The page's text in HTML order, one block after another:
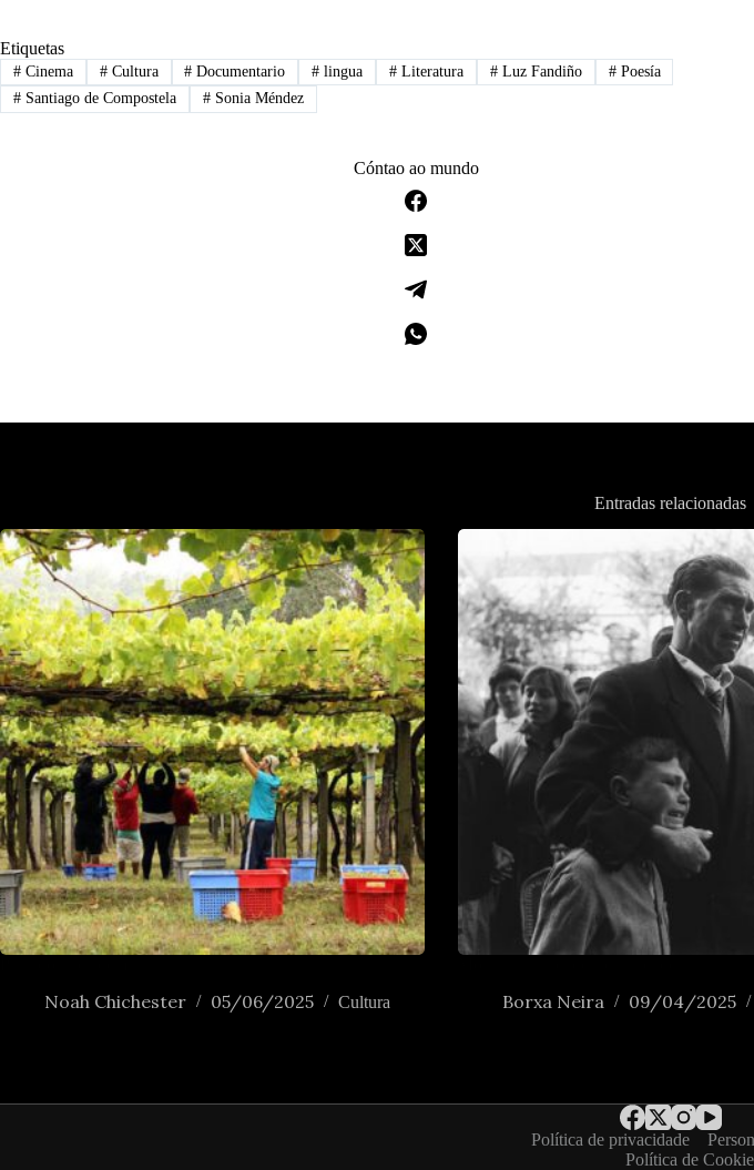
Etiquetas
#Cinema #Cultura # Documentario # lingua # Literatura #Luz Fandiño #Poesía
#Santiago de Compostela #Sonia Méndez
Cóntao ao mundo
Entradas relacionadas
Noah Chichester 05/06/2025 Cultura Borxa Neira 09/04/2025
Política de privacidade
Política de